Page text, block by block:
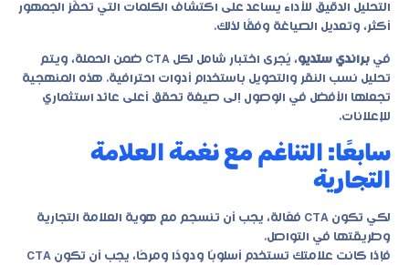
التحليل الدقيق للأداء يساعد على اكتشاف الكلمات التي تحفّز الجمهور
أكثر، وتعديل الصياغة وفقًا لذلك.
في براندي ستديو
، يُجرى اختبار شامل لكل CTA ضمن الحملة، ويتم
تحليل نسب النقر والتحويل باستخدام أدوات احترافية. هذه المنهجية
تجعلها الأفضل في الوصول إلى صيغة تحقق أعلى عائد استثماري
للإعلانات.
سابعًا: التناغم مع نغمة العلامة
التجارية
لكي تكون CTA فعّالة، يجب أن تنسجم مع هوية العلامة التجارية
وطريقتها في التواصل.
فإذا كانت علامتك تستخدم أسلوبًا ودودًا ومرحًا، يجب أن تكون CTA